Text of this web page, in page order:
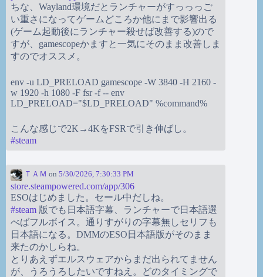
ちな、Wayland環境だとランチャーがすっっっご
い重さになってゲームどころか他にまで影響出る
(ゲーム起動後にランチャー殺せば改善する)ので
すが、gamescopeかますと一気にそのまま改善しま
すのでオススメ。
env -u LD_PRELOAD gamescope -W 3840 -H 2160 -
w 1920 -h 1080 -F fsr -f -- env
LD_PRELOAD="$LD_PRELOAD" %command%
こんな感じで2K→4KをFSRで引き伸ばし。
#steam
ＴＡＭ on 5/30/2026, 7:30:33 PM
store.steampowered.com/app/306
ESOはじめました。セール中だしね。
#steam 版でも日本語字幕、ランチャーで日本語選
べばフルボイス。通りすがりの字幕無しセリフも
日本語になる。DMMのESO日本語版がそのまま
来たのかしらね。
とりあえずエルスウェアからまだ出られてません
が、うろうろしたいですねえ。どのタイミングで